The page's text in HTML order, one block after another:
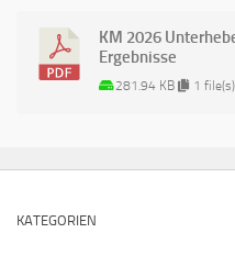
KM 2026
Ergebnisse
281.94 KB 1 file(s)
KATEGORIEN